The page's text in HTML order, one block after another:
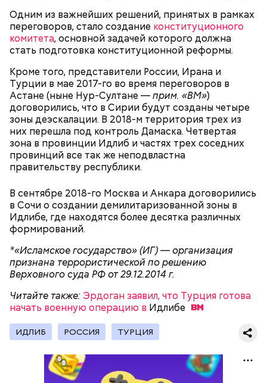
Одним из важнейших решений, принятых в рамках
переговоров, стало создание конституционного
комитета, основной задачей которого должна
стать подготовка конституционной реформы.
Кроме того, представители России, Ирана и
Турции в мае 2017-го во время переговоров в
Астане (ныне Нур-Султане —прим. «ВМ»)
договорились, что в Сирии будут созданы четыре
зоны деэскалации. В 2018-м территория трех из
них перешла под контроль Дамаска. Четвертая
зона в провинции Идлиб и частях трех соседних
провинций все так же неподвластна
правительству республики.
В сентябре 2018-го Москва и Анкара договорились
в Сочи о создании демилитаризованной зоны в
Идлибе, где находятся более десятка различных
формирований.
*«Исламское государство» (ИГ) — организация
признана террористической по решению
Верховного суда РФ от 29.12.2014 г.
Читайте также: Эрдоган заявил, что Турция готова
начать военную операцию в Идлибе
ИДЛИБ РОССИЯ ТУРЦИЯ
Часы Судного дня — прибыльный
проект
По мнению военного эксперта и сопредседателя
Ассоциации военных политологов Василия
Белозерова, стрелки часов Судного дня уже не раз
передвигали, но никакой глобальной значимости
они не имели.
СССР засунул в рот кусок больше, чем смог
проглотить
Колонка обозревателя «ВМ» Сергея Лескова:
Множество людей совершают паломнические
поездки, чтобы поклониться мощам Святителя
Молитва Николаю чудотворцу